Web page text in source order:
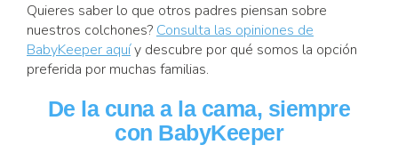
Quieres saber lo que otros padres piensan sobre
nuestros colchones? Consulta las opiniones de
BabyKeeper aquíy descubre por qué somos la opción
preferida por muchas familias.
De la cuna a la cama, siempre
con BabyKeeper